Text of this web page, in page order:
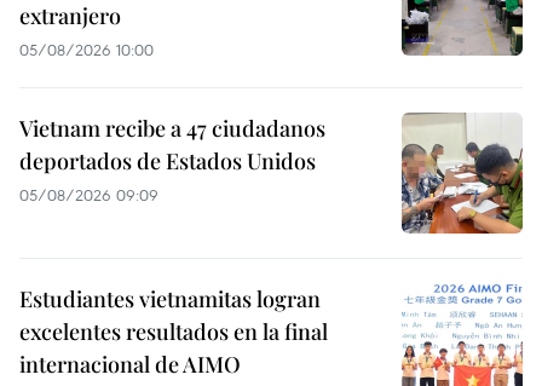
extranjero
05/08/2026 10:00
Vietnam recibe a 47 ciudadanos
deportados de Estados Unidos
05/08/2026 09:09
Estudiantes vietnamitas logran
excelentes resultados en la final
internacional de AIMO